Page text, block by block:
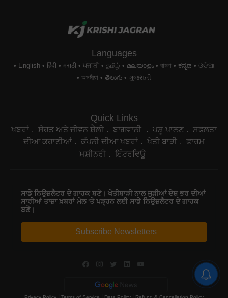
Languages
English हिंदी मराठी ਪੰਜਾਬੀ தமிழ் മലയാളം বাংলা ಕನ್ನಡ
ଓଡିଆ
অসমীয়া
తెలుగు ગુજરાતી
Quick Links
ਖਬਰਾਂ ਸੇਹਤ ਅਤੇ ਜੀਵਨ ਸ਼ੈਲੀ ਬਾਗਵਾਨੀ ਪਸ਼ੂ ਪਾਲਣ
ਸਫਲਤਾ
ਦੀਆ ਕਹਾਣੀਆਂ
ਕੰਪਨੀ ਦੀਆ ਖਬਰਾਂ ਖੇਤੀ ਬਾੜੀ
ਫਾਰਮ
ਮਸ਼ੀਨਰੀ
ਇੰਟਰਵਿਊ
ਸਾਡੇ ਨਿਉਜ਼ਲੈਟਰ ਦੇ ਗਾਹਕ ਬਣੋ। ਖੇਤੀਬਾੜੀ ਨਾਲ ਜੁੜੀਆਂ ਦੇਸ਼ ਭਰ ਦੀਆਂ
ਸਾਰੀਆਂ ਤਾਜ਼ਾ ਖ਼ਬਰਾਂ ਮੇਲ 'ਤੇ ਪੜ੍ਹਨ ਲਈ ਸਾਡੇ ਨਿਉਜ਼ਲੈਟਰ ਦੇ ਗਾਹਕ
ਬਣੋ।
Subscribe Newsletters